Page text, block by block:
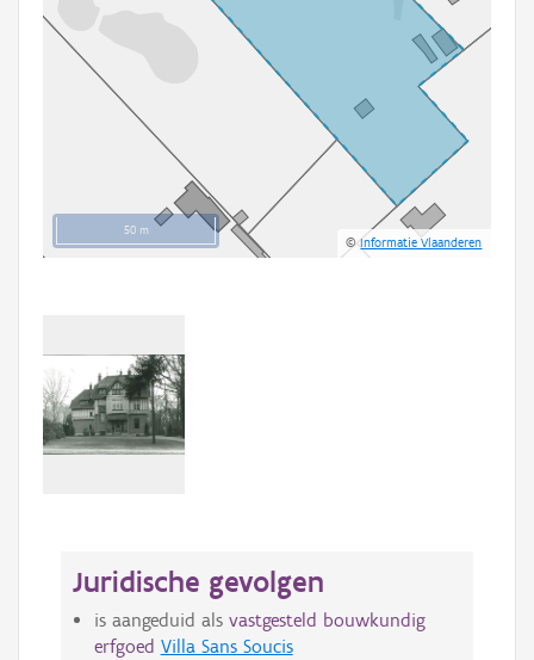
50 m
©Informatie Vlaanderen
Juridische gevolgen
is aangeduid als vastgesteld bouwkundig
erfgoed Villa Sans Soucis